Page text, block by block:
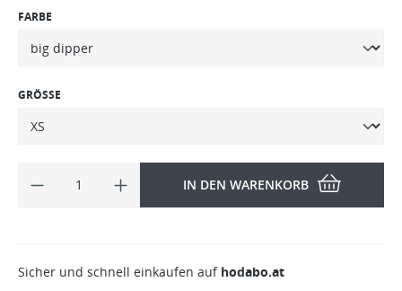
FARBE
GRÖSSE
IN DEN WARENKORB
Sicher und schnell einkaufen auf hodabo.at